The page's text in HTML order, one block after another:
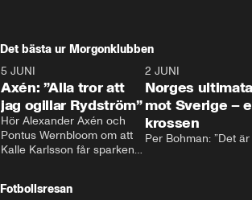
Det bästa ur Morgonklubben
0:44
5 JUNI
Axén: ”Alla tror att
jag ogillar Rydström”
Hör Alexander Axén och
Pontus Wernbloom om att
Kalle Karlsson får sparken
2 JUNI
Norges
mot Sverige –
krossen
Per Bohman: ”Det är
Fotbollsresan